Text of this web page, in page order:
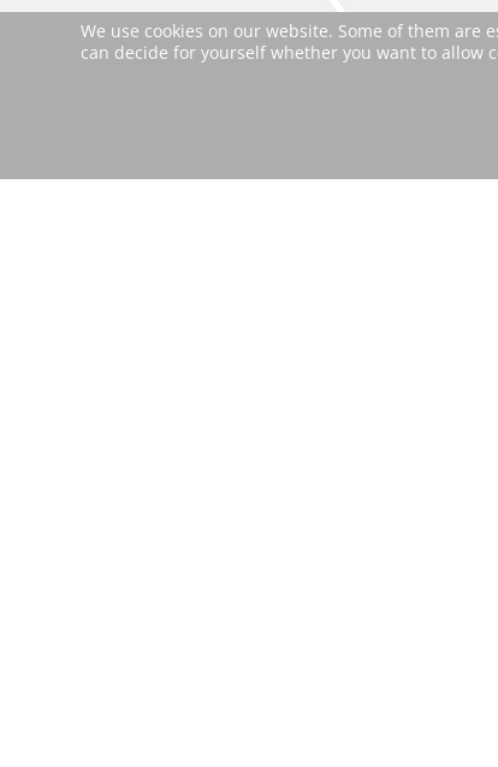
We use cookies on our website. Some of them
can decide for yourself whether you want to allow